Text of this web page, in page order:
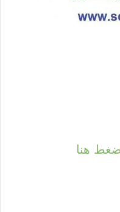
هنا